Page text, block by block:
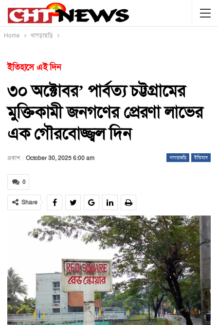
Home খাগড়াছড়ি
ইতিহাসে এই দিন
৩০ অক্টোবর’ পার্বত্য চট্টগ্রামের
মুক্তিকামী জনগণের প্রেরণা লাভের
এক গৌরবোজ্জ্বল দিন
খাগড়াছড়ি ইতিহাস
প্রকাশ : October 30, 2025 6:00 am
0
Share